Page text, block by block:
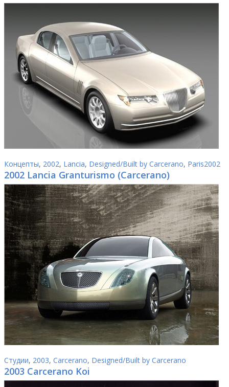
Концепты, 2002, Lancia, Designed/Built by Carcerano, Paris2002
2002 Lancia Granturismo (Carcerano)
Студии, 2003, Carcerano, Designed/Built by Carcerano
2003 Carcerano Koi